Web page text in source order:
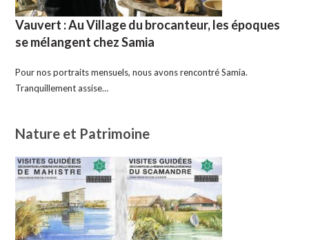
Vauvert : Au Village du brocanteur, les époques
se mélangent chez Samia
Pour nos portraits mensuels, nous avons rencontré Samia.
Tranquillement assise…
Nature et Patrimoine